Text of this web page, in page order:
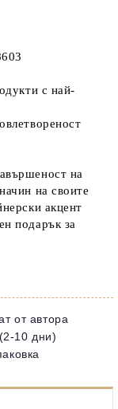
с най-
на
на своите
акцент
подарък за
от автора
10 дни)